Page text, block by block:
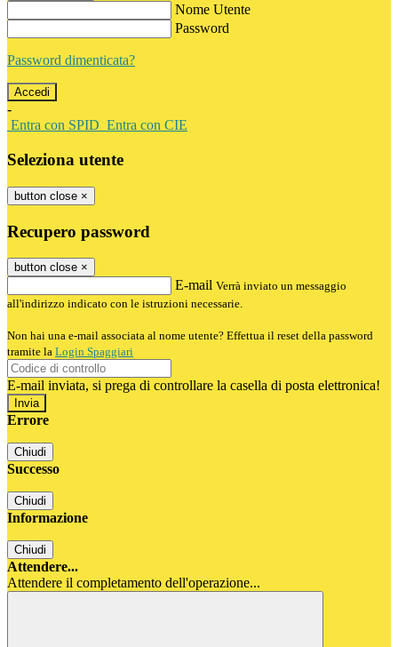
Nome Utente
Password
Password dimenticata?
-
Entra con SPID Entra con CIE
Seleziona utente
button close ×
Recupero password
button close ×
E-mail Verrà inviato un messaggio
all'indirizzo indicato con le istruzioni necessarie.
Non hai una e-mail associata al nome utente? Effettua il reset della password
tramite la Login Spaggiari
E-mail inviata, si prega di controllare la casella di posta elettronica!
Errore
Chiudi
Successo
Chiudi
Informazione
Chiudi
Attendere...
Attendere il completamento dell'operazione...